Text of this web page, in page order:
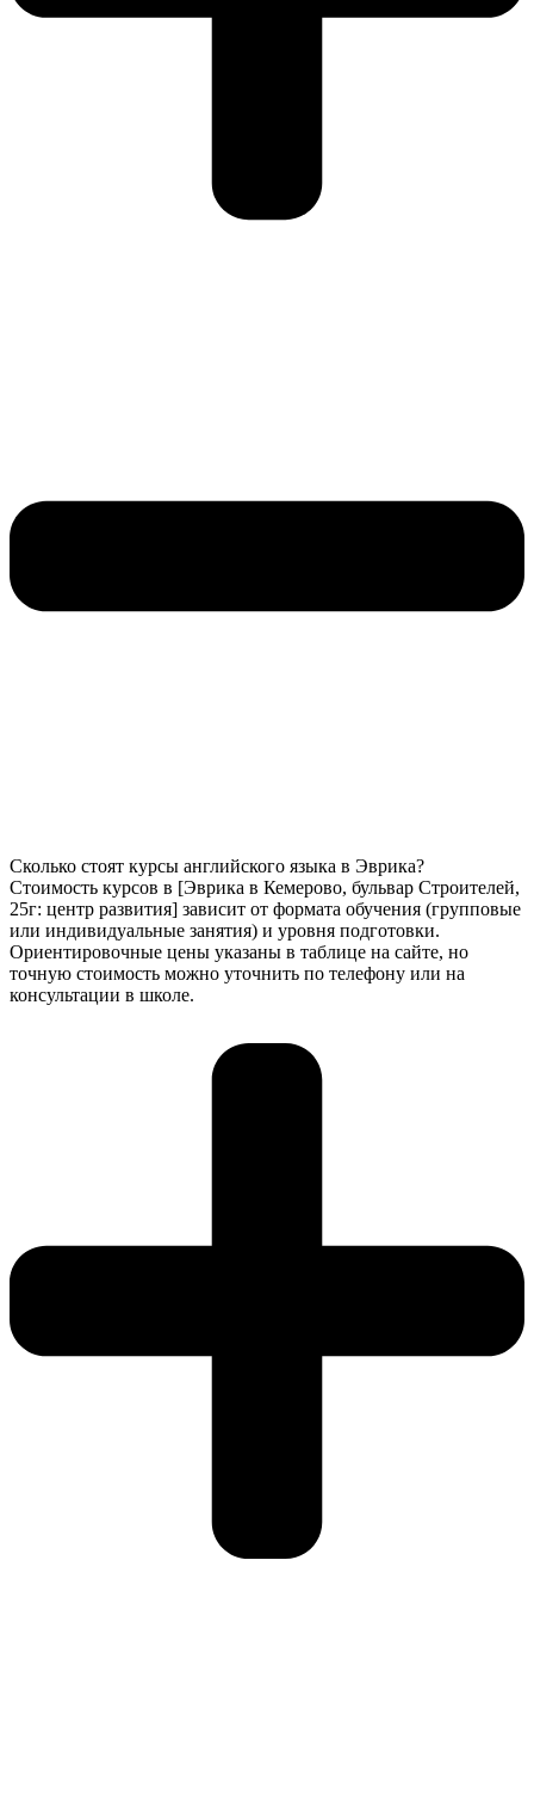
Сколько стоят курсы английского языка в Эврика?
Стоимость курсов в [Эврика в Кемерово, бульвар Строителей,
25г: центр развития] зависит от формата обучения (групповые
или индивидуальные занятия) и уровня подготовки.
Ориентировочные цены указаны в таблице на сайте, но
точную стоимость можно уточнить по телефону или на
консультации в школе.